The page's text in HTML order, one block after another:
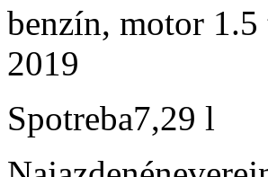
benzín, motor
2019
Spotreba7,29 l